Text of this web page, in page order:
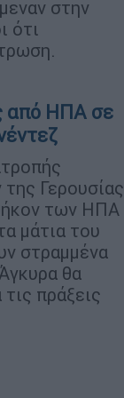
στην
ότι
από ΗΠΑ σε
Γερουσίας
των ΗΠΑ
μάτια του
στραμμένα
θα
πράξεις